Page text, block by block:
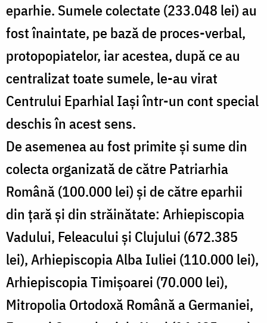
eparhie. Sumele colectate (233.048 lei) au
fost înaintate, pe bază de proces-verbal,
protopopiatelor, iar acestea, după ce au
centralizat toate sumele, le-au virat
Centrului Eparhial Iași într-un cont special
deschis în acest sens.
De asemenea au fost primite și sume din
colecta organizată de către Patriarhia
Română (100.000 lei) și de către eparhii
din țară și din străinătate: Arhiepiscopia
Vadului, Feleacului și Clujului (672.385
lei), Arhiepiscopia Alba Iuliei (110.000 lei),
Arhiepiscopia Timișoarei (70.000 lei),
Mitropolia Ortodoxă Română a Germaniei,